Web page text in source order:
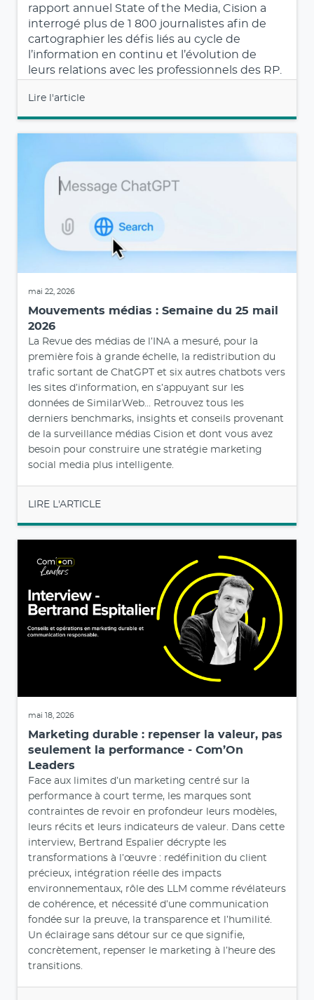
rapport annuel State of the Media, Cision a
interrogé plus de 1 800 journalistes afin de
cartographier les défis liés au cycle de
l’information en continu et l’évolution de
leurs relations avec les professionnels des RP.
Lire l'article
mai 22, 2026
Mouvements médias : Semaine du 25 mail
2026
La Revue des médias de l’INA a mesuré, pour la
première fois à grande échelle, la redistribution du
trafic sortant de ChatGPT et six autres chatbots vers
les sites d’information, en s’appuyant sur les
données de SimilarWeb... Retrouvez tous les
derniers benchmarks, insights et conseils provenant
de la surveillance médias Cision et dont vous avez
besoin pour construire une stratégie marketing
social media plus intelligente.
LIRE L'ARTICLE
mai 18, 2026
Marketing durable : repenser la valeur, pas
seulement la performance - Com’On
Leaders
Face aux limites d’un marketing centré sur la
performance à court terme, les marques sont
contraintes de revoir en profondeur leurs modèles,
leurs récits et leurs indicateurs de valeur. Dans cette
interview, Bertrand Espalier décrypte les
transformations à l’œuvre : redéfinition du client
précieux, intégration réelle des impacts
environnementaux, rôle des LLM comme révélateurs
de cohérence, et nécessité d’une communication
fondée sur la preuve, la transparence et l’humilité.
Un éclairage sans détour sur ce que signifie,
concrètement, repenser le marketing à l’heure des
transitions.